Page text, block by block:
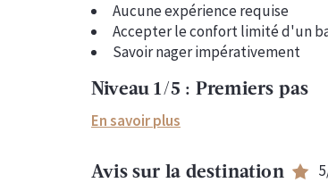
Aucune expérience requise
Accepter le confort limité d'un
Savoir nager impérativement
Niveau1/5 : Premiers pas
En savoir plus
Avis sur la destination 5